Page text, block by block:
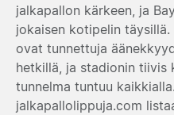
jalkapallon kärkeen, ja
jokaisen kotipelin
ovat tunnettuja
hetkillä, ja stadionin
tunnelma tuntuu
jalkapallolippuja.com